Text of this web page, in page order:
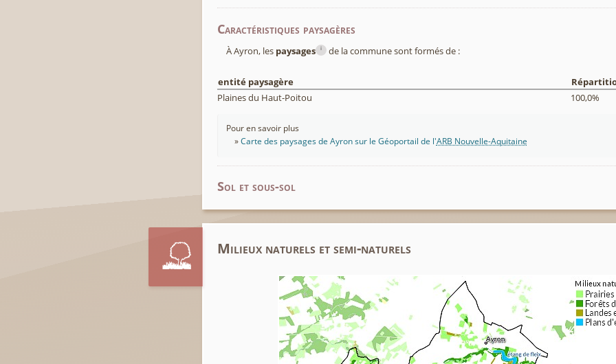
Caractéristiques paysagères
À Ayron, les paysages i de la commune sont formés de :
entité paysagère
Plaines du Haut-Poitou
100,0%
Pour en savoir plus
Carte des paysages de Ayron sur le Géoportail de l'ARB Nouvelle-Aquitaine
Sol et sous-sol
Milieux naturels et semi-naturels